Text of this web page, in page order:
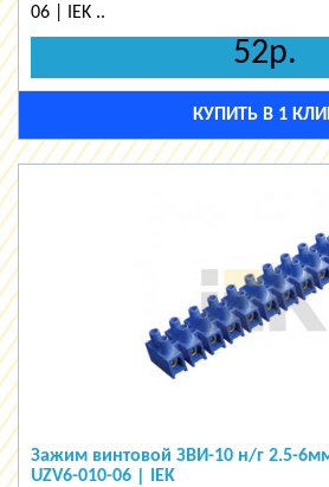
06 | IEK ..
52р.
КУПИТЬ В 1
Зажим винтовой ЗВИ-10 н/г 2.5-
UZV6-010-06 | IEK